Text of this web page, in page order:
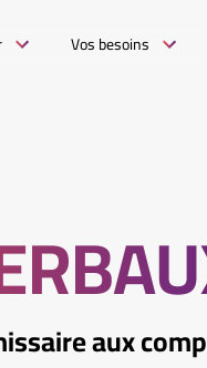
Vos besoins
aux